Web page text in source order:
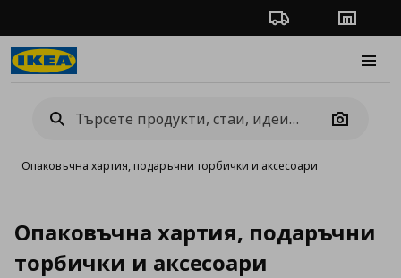
Проследяване на
Camera
Опаковъчна хартия, подаръчни торбички и аксесоари
Опаковъчна хартия, подаръчни
торбички и аксесоари